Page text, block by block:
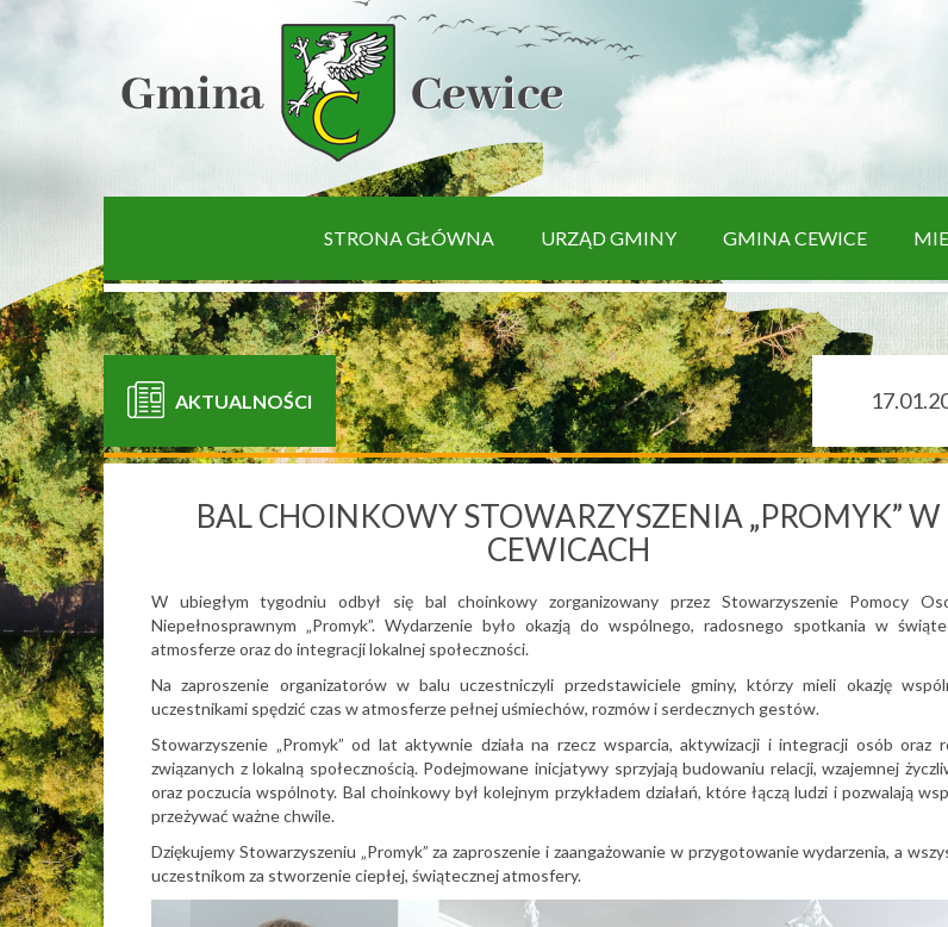
STRONA GŁÓWNA URZĄD GMINY GMINA CEWICE
AKTUALNOŚCI
BAL CHOINKOWY STOWARZYSZENIA „PROMYK” W
CEWICACH
W ubiegłym tygodniu odbył się bal choinkowy zorganizowany przez Stowarzyszenie Pomocy
Niepełnosprawnym „Promyk”. Wydarzenie było okazją do wspólnego, radosnego spotkania w
atmosferze oraz do integracji lokalnej społeczności.
Na zaproszenie organizatorów w balu uczestniczyli przedstawiciele gminy, którzy mieli okazję
uczestnikami spędzić czas w atmosferze pełnej uśmiechów, rozmów i serdecznych gestów.
Stowarzyszenie „Promyk” od lat aktywnie działa na rzecz wsparcia, aktywizacji i integracji osób oraz
związanych z lokalną społecznością. Podejmowane inicjatywy sprzyjają budowaniu relacji, wzajemnej
oraz poczucia wspólnoty. Bal choinkowy był kolejnym przykładem działań, które łączą ludzi i pozwalają
przeżywać ważne chwile.
Dziękujemy Stowarzyszeniu „Promyk” za zaproszenie i zaangażowanie w przygotowanie wydarzenia, a
uczestnikom za stworzenie ciepłej, świątecznej atmosfery.
[interaktywna-mapa]